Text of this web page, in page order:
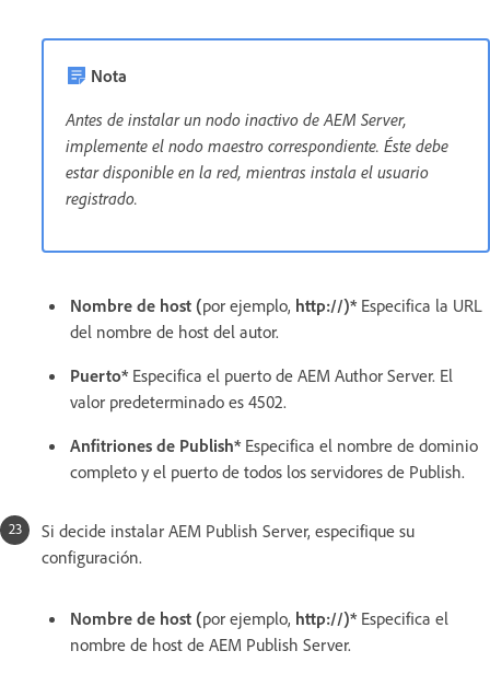
Nota
Antes de instalar un nodo inactivo de AEM Server,
implemente el nodo maestro correspondiente. Éste debe
estar disponible en la red, mientras instala el usuario
registrado.
Nombre de host (por ejemplo, http://)* Especifica la URL
del nombre de host del autor.
Puerto* Especifica el puerto de AEM Author Server. El
valor predeterminado es 4502.
Anfitriones de Publish* Especifica el nombre de dominio
completo y el puerto de todos los servidores de Publish.
Si decide instalar AEM Publish Server, especifique su
configuración.
Nombre de host (por ejemplo, http://)* Especifica el
nombre de host de AEM Publish Server.